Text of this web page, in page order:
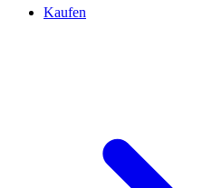
Kaufen